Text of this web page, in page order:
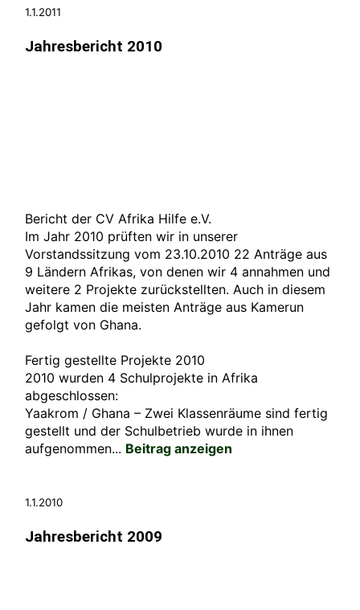
1.1.2011
Jahresbericht 2010
Bericht der CV Afrika Hilfe e.V.
Im Jahr 2010 prüften wir in unserer
Vorstandssitzung vom 23.10.2010 22 Anträge aus
9 Ländern Afrikas, von denen wir 4 annahmen und
weitere 2 Projekte zurückstellten. Auch in diesem
Jahr kamen die meisten Anträge aus Kamerun
gefolgt von Ghana.
Fertig gestellte Projekte 2010
2010 wurden 4 Schulprojekte in Afrika
abgeschlossen:
Yaakrom / Ghana – Zwei Klassenräume sind fertig
gestellt und der Schulbetrieb wurde in ihnen
aufgenommen... Beitrag anzeigen
1.1.2010
Jahresbericht 2009